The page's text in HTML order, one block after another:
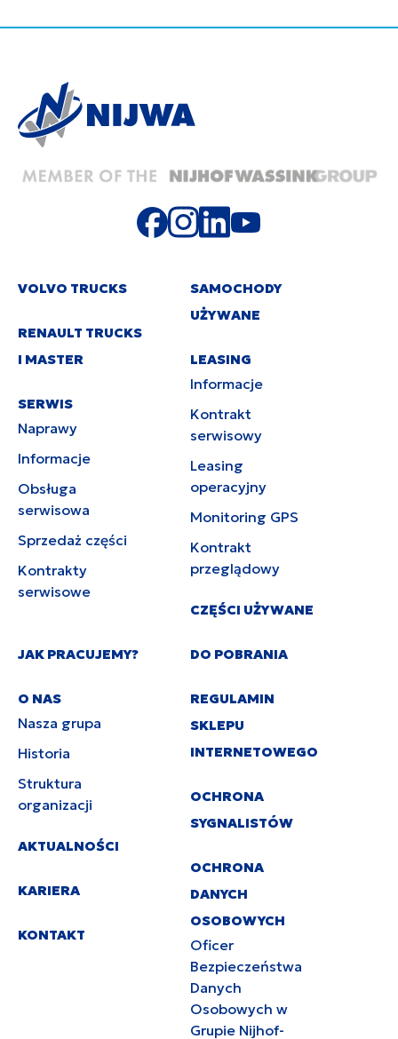
VOLVO TRUCKS
RENAULT TRUCKS
I MASTER
SERWIS
Naprawy
Informacje
Obsługa
serwisowa
Sprzedaż części
Kontrakty
serwisowe
SAMOCHODY
UŻYWANE
LEASING
Informacje
Kontrakt
serwisowy
Leasing
operacyjny
Monitoring GPS
Kontrakt
przeglądowy
CZĘŚCI UŻYWANE
JAK PRACUJEMY?
O NAS
Nasza grupa
Historia
Struktura
organizacji
AKTUALNOŚCI
KARIERA
KONTAKT
DO POBRANIA
REGULAMIN
SKLEPU
INTERNETOWEGO
OCHRONA
SYGNALISTÓW
OCHRONA
DANYCH
OSOBOWYCH
Oficer
Bezpieczeństwa
Danych
Osobowych w
Grupie Nijhof-